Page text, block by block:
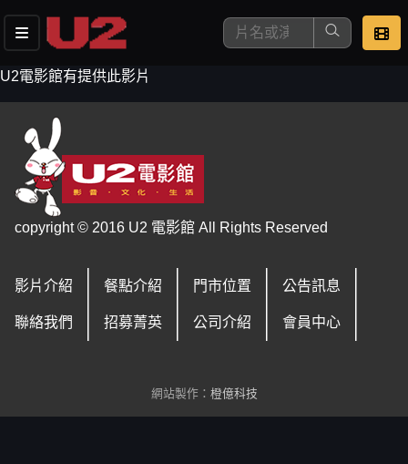
去敲定看片時間
U2電影館有提供此影片
copyright © 2016 U2 電影館 All Rights Reserved
影片介紹 餐點介紹 門市位置 公告訊息
聯絡我們 招募菁英 公司介紹 會員中心
網站製作： 橙億科技